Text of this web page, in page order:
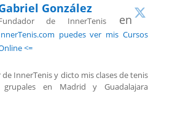
González
de InnerTenisen
puedes ver mis Cursos
<=
InnerTenis y dicto mis clases de tenis
grupales en Madrid y Guadalajara